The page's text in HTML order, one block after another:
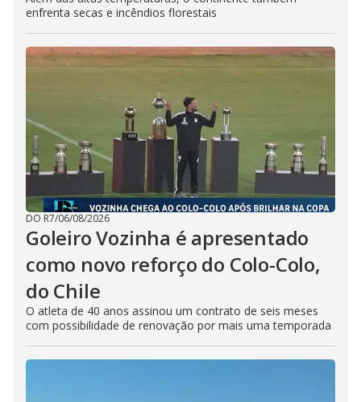
enfrenta secas e incêndios florestais
DO R7/06/08/2026
Goleiro Vozinha é apresentado
como novo reforço do Colo-Colo,
do Chile
O atleta de 40 anos assinou um contrato de seis meses
com possibilidade de renovação por mais uma temporada